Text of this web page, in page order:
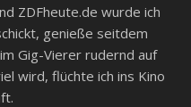
ZDFheute.de wurde ich
genieße seitdem
Gig-Vierer rudernd auf
wird, flüchte ich ins Kino